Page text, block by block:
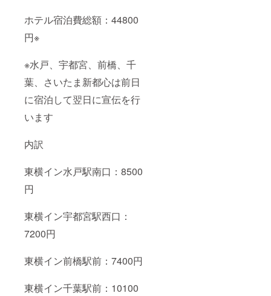
ホテル宿泊費総額：44800
円※
※水戸、宇都宮、前橋、千
葉、さいたま新都心は前日
に宿泊して翌日に宣伝を行
います
内訳
東横イン水戸駅南口：8500
円
東横イン宇都宮駅西口：
7200円
東横イン前橋駅前：7400円
東横イン千葉駅前：10100